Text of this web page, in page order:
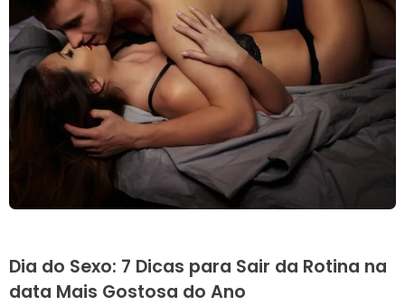
Dia do Sexo: 7 Dicas para Sair da Rotina na
data Mais Gostosa do Ano